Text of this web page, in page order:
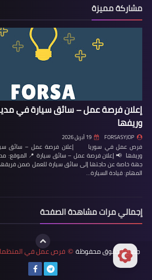
مشاركة مميزة
إعلان فرصة عمل – سائق سيارة في
وريفها
FORSASYJOP 19 أبريل 2026
فرص عمل في سوريا إعلان فرصة عمل – سائق
وريفها 📢 إعلان فرصة عمل – سائق سيارة 📍 الموقع:
جهة خاصة عن حاجتها إلى سائق سيارة للعمل ضمن
المهام: قيادة السيارة…
إجمالي مرات مشاهدة الصفحة
جميع الحقوق محفوظة © فرص عمل في